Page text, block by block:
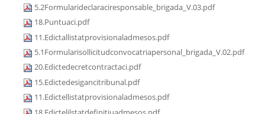
5.2Formularideclaraciresponsable_brigada_V.03.pdf
18.Puntuaci.pdf
11.Edictallistatprovisionaladmesos.pdf
5.1Formularisollicitudconvocatriapersonal_brigada_V.02.pdf
20.Edictedecretcontractaci.pdf
15.Edictedesigancitribunal.pdf
11.Edictellistatprovisionaladmesos.pdf